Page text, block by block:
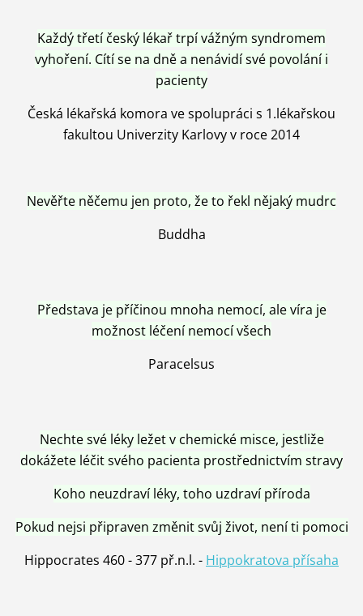
Každý třetí český lékař trpí vážným syndromem
vyhoření. Cítí se na dně a nenávidí své povolání i
pacienty
Česká lékařská komora ve spolupráci s 1.lékařskou
fakultou Univerzity Karlovy v roce 2014
Nevěřte něčemu jen proto, že to řekl nějaký mudrc
Buddha
Představa je příčinou mnoha nemocí, ale víra je
možnost léčení nemocí všech
Paracelsus
Nechte své léky ležet v chemické misce, jestliže
dokážete léčit svého pacienta prostřednictvím stravy
Koho neuzdraví léky, toho uzdraví příroda
Pokud nejsi připraven změnit svůj život, není ti pomoci
Hippocrates 460 - 377 př.n.l. - Hippokratova přísaha